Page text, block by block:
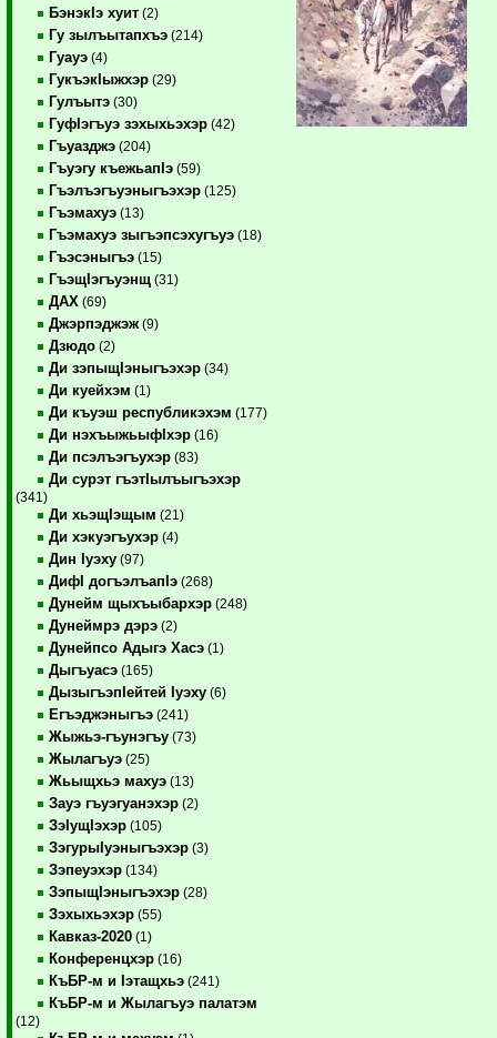
БэнэкIэ хуит (2)
Гу зылъытапхъэ (214)
Гуауэ (4)
ГукъэкIыжхэр (29)
Гулъытэ (30)
ГуфIэгъуэ зэхыхьэхэр (42)
Гъуазджэ (204)
Гъуэгу къежьапIэ (59)
Гъэлъэгъуэныгъэхэр (125)
Гъэмахуэ (13)
Гъэмахуэ зыгъэпсэхугъуэ (18)
Гъэсэныгъэ (15)
ГъэщIэгъуэнщ (31)
ДАХ (69)
Джэрпэджэж (9)
Дзюдо (2)
Ди зэпыщIэныгъэхэр (34)
Ди куейхэм (1)
Ди къуэш республикэхэм (177)
Ди нэхъыжьыфIхэр (16)
Ди псэлъэгъухэр (83)
Ди сурэт гъэтIылъыгъэхэр
(341)
Ди хьэщIэщым (21)
Ди хэкуэгъухэр (4)
Дин Iуэху (97)
ДифI догъэлъапIэ (268)
Дунейм щыхъыбархэр (248)
Дунеймрэ дэрэ (2)
Дунейпсо Адыгэ Хасэ (1)
Дыгъуасэ (165)
ДызыгъэпIейтей Iуэху (6)
Егъэджэныгъэ (241)
Жыжьэ-гъунэгъу (73)
Жылагъуэ (25)
Жьыщхьэ махуэ (13)
Зауэ гъуэгуанэхэр (2)
ЗэIущIэхэр (105)
ЗэгурыIуэныгъэхэр (3)
Зэпеуэхэр (134)
ЗэпыщIэныгъэхэр (28)
Зэхыхьэхэр (55)
Кавказ-2020 (1)
Конференцхэр (16)
КъБР-м и Iэтащхьэ (241)
КъБР-м и Жылагъуэ палатэм
(12)